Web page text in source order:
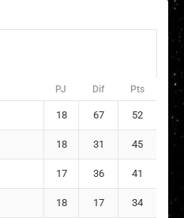
PJ Dif Pts
18 67 52
18 31 45
17 36 41
18 17 34